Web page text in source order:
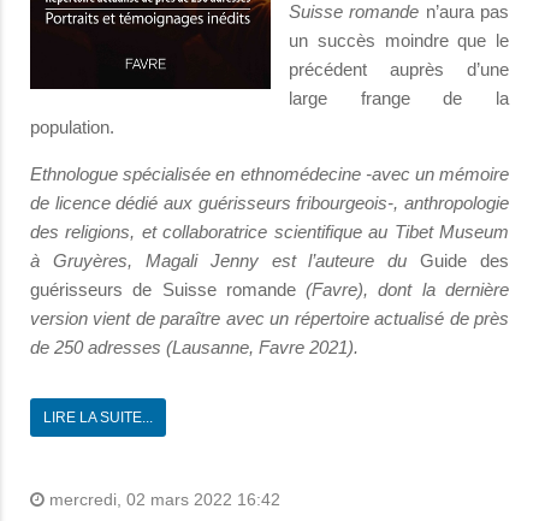
Suisse romande n’aura pas
un succès moindre que le
précédent auprès d’une
large frange de la
population.
Ethnologue spécialisée en ethnomédecine -avec un mémoire
de licence dédié aux guérisseurs fribourgeois-, anthropologie
des religions, et collaboratrice scientifique au Tibet Museum
à Gruyères, Magali Jenny est l’auteure duGuide des
guérisseurs de Suisse romande(Favre), dont la dernière
version vient de paraître avec un répertoire actualisé de près
de 250 adresses (Lausanne, Favre 2021).
LIRE LA SUITE...
mercredi, 02 mars 2022 16:42